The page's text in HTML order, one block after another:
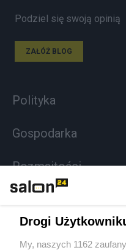
Podziel się swoją opinią
ZAŁÓŻ BLOG
Polityka
Gospodarka
Rozmaitości
Sport
Drogi
My, naszych 1162